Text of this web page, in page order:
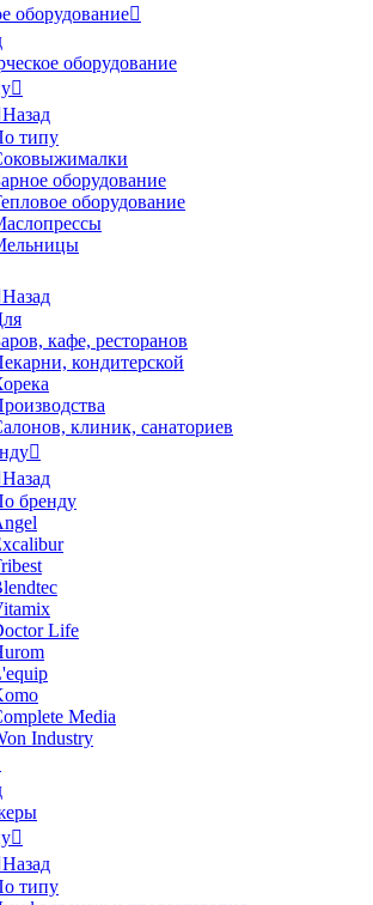
оборудование
оборудование
Назад
типу
оборудование
оборудование
Назад
кафе, ресторанов
кондитерской
клиник, санаториев
Назад
бренду
Life
Media
Industry
Назад
типу